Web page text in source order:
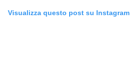
Visualizza questo post su Instagram